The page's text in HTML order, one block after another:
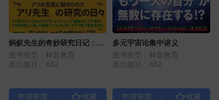
蚂蚁先生的奇妙研究日记：
从“昆虫少年”到破译蚂蚁语言
的科学之旅
图书类型：科普教育
原出版社：A52
多元宇宙论集中讲义
图书类型：科普教育
原出版社：A52